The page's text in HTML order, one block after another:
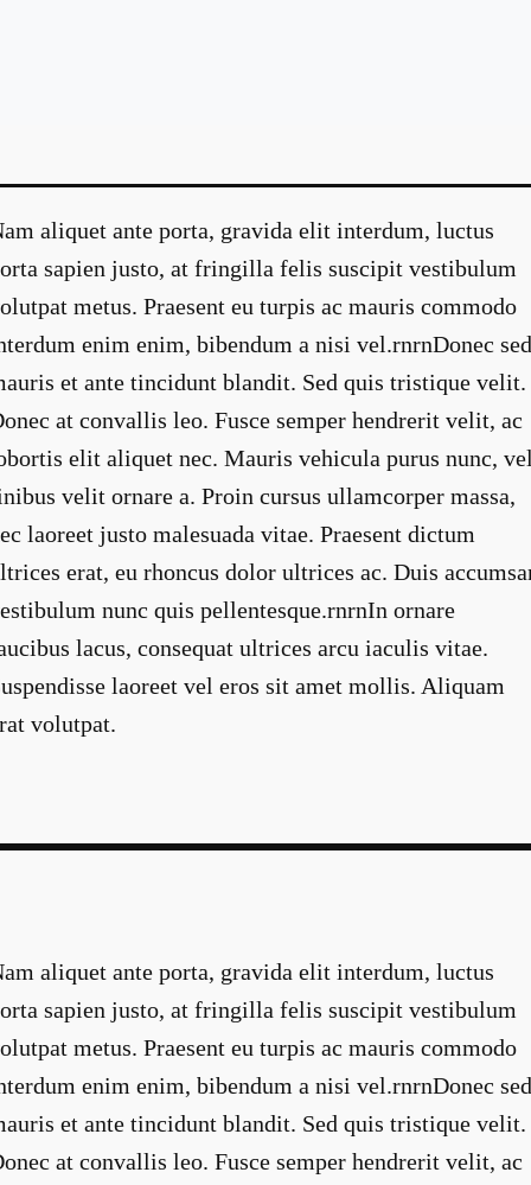
aliquet ante porta, gravida elit interdum, luctus
sapien justo, at fringilla felis suscipit vestibulum
metus. Praesent eu turpis ac mauris commodo
enim enim, bibendum a nisi vel.rnrnDonec
et ante tincidunt blandit. Sed quis tristique velit.
at convallis leo. Fusce semper hendrerit velit, ac
elit aliquet nec. Mauris vehicula purus nunc,
velit ornare a. Proin cursus ullamcorper massa,
laoreet justo malesuada vitae. Praesent dictum
erat, eu rhoncus dolor ultrices ac. Duis
nunc quis pellentesque.rnrnIn ornare
lacus, consequat ultrices arcu iaculis vitae.
laoreet vel eros sit amet mollis. Aliquam
volutpat.
aliquet ante porta, gravida elit interdum, luctus
sapien justo, at fringilla felis suscipit vestibulum
metus. Praesent eu turpis ac mauris commodo
enim enim, bibendum a nisi vel.rnrnDonec
et ante tincidunt blandit. Sed quis tristique velit.
at convallis leo. Fusce semper hendrerit velit, ac